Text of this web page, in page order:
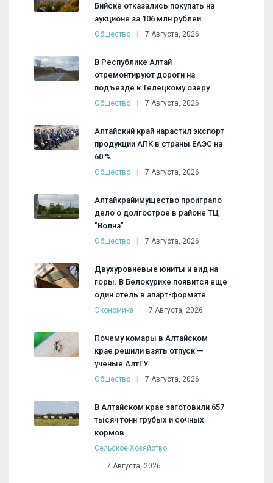
Бийске отказались покупать на
аукционе за 106 млн рублей
Общество 7 Августа, 2026
В Республике Алтай
отремонтируют дороги на
подъезде к Телецкому озеру
Общество 7 Августа, 2026
Алтайский край нарастил экспорт
продукции АПК в страны ЕАЭС на
60 %
Общество 7 Августа, 2026
Алтайкрайимущество проиграло
дело о долгострое в районе ТЦ
"Волна"
Общество 7 Августа, 2026
Двухуровневые юниты и вид на
горы. В Белокурихе появится еще
один отель в апарт-формате
Экономика 7 Августа, 2026
Почему комары в Алтайском
крае решили взять отпуск —
ученые АлтГУ
Общество 7 Августа, 2026
В Алтайском крае заготовили 657
тысяч тонн грубых и сочных
кормов
Сельское Хозяйство
7 Августа, 2026